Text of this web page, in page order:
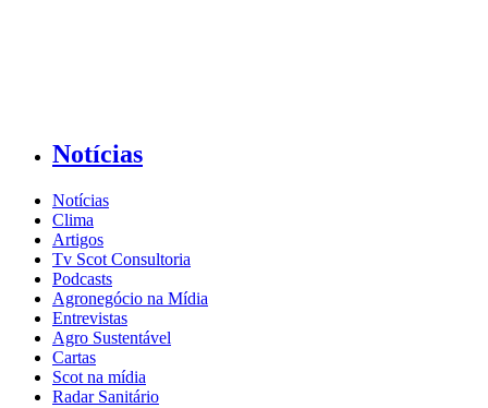
Notícias
Notícias
Clima
Artigos
Tv Scot Consultoria
Podcasts
Agronegócio na Mídia
Entrevistas
Agro Sustentável
Cartas
Scot na mídia
Radar Sanitário